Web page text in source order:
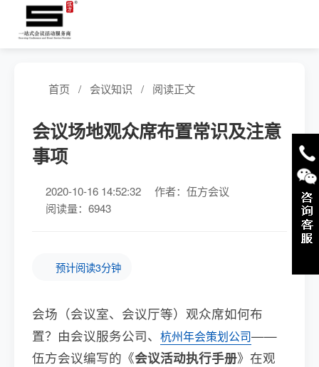
首页 / 会议知识 / 阅读正文
会议场地观众席布置常识及注意
事项
2020-10-16 14:52:32
作者：伍方会议
阅读量：6943
预计阅读3分钟
会场（会议室、会议厅等）观众席如何布
置？由会议服务公司、 杭州年会策划公司——
伍方会议编写的《会议活动执行手册》在观